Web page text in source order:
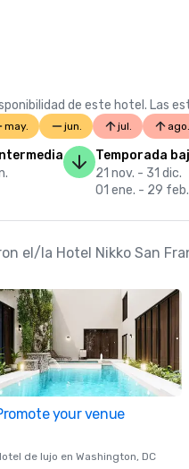
de este hotel. Las
may. jun. jul. ago.
Temporada
21 nov. - 31 dic.
01 ene. - 29 feb.
el/la Hotel Nikko San
your venue
de lujo en Washington, DC